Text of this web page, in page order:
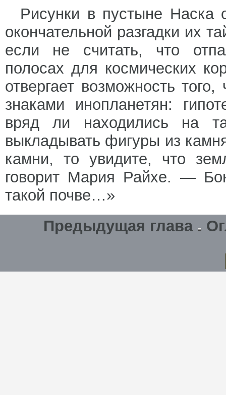
Рисунки в пустыне Наска
окончательной разгадки их
если не считать, что
полосах для космических
отвергает возможность
знаками инопланетян:
вряд ли находились на
выкладывать фигуры из
камни, то увидите, что
говорит Мария Райхе. —
такой почве…»
Предыдущая глава